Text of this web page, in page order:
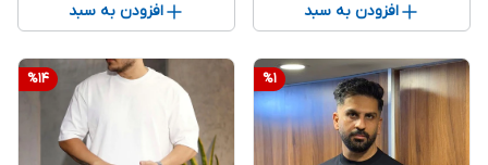
افزودن به سبد افزودن به سبد
%1
%14